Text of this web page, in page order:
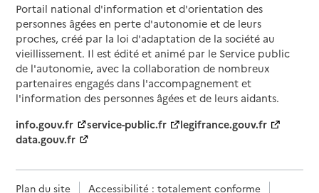
Portail national d'information et d'orientation des
personnes âgées en perte d'autonomie et de leurs
proches, créé par la loi d'adaptation de la société au
vieillissement. Il est édité et animé par le Service public
de l'autonomie, avec la collaboration de nombreux
partenaires engagés dans l'accompagnement et
l'information des personnes âgées et de leurs aidants.
info.gouv.fr
service-public.fr
legifrance.gouv.fr
data.gouv.fr
Plan du site
Accessibilité : totalement conforme